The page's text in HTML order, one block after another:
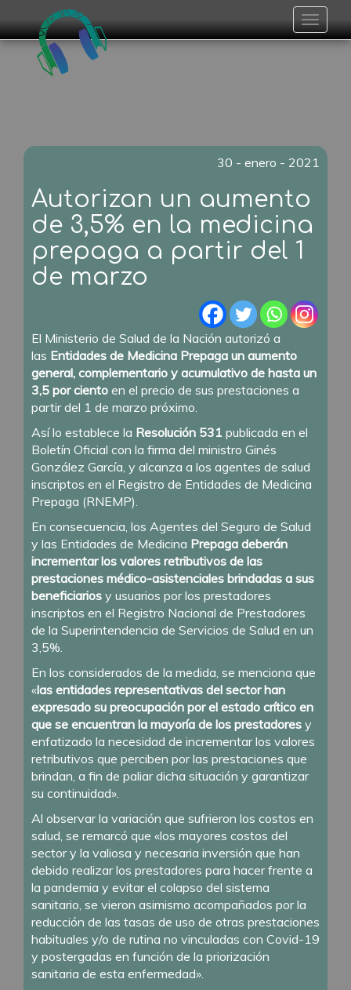
Toggle
30 - enero - 2021
Autorizan un aumento
de 3,5% en la medicina
prepaga a partir del 1
de marzo
El Ministerio de Salud de la Nación autorizó a
las Entidades de Medicina Prepaga un aumento
general, complementario y acumulativo de hasta un
3,5 por ciento en el precio de sus prestaciones a
partir del 1 de marzo próximo.
Así lo establece la Resolución 531 publicada en el
Boletín Oficial con la firma del ministro Ginés
González García, y alcanza a los agentes de salud
inscriptos en el Registro de Entidades de Medicina
Prepaga (RNEMP).
En consecuencia, los Agentes del Seguro de Salud
y las Entidades de Medicina Prepaga deberán
incrementar los valores retributivos de las
prestaciones médico-asistenciales brindadas a sus
beneficiarios y usuarios por los prestadores
inscriptos en el Registro Nacional de Prestadores
de la Superintendencia de Servicios de Salud en un
3,5%.
En los considerados de la medida, se menciona que
«las entidades representativas del sector han
expresado su preocupación por el estado crítico en
que se encuentran la mayoría de los prestadores y
enfatizado la necesidad de incrementar los valores
retributivos que perciben por las prestaciones que
brindan, a fin de paliar dicha situación y garantizar
su continuidad».
Al observar la variación que sufrieron los costos en
salud, se remarcó que «los mayores costos del
sector y la valiosa y necesaria inversión que han
debido realizar los prestadores para hacer frente a
la pandemia y evitar el colapso del sistema
sanitario, se vieron asimismo acompañados por la
reducción de las tasas de uso de otras prestaciones
habituales y/o de rutina no vinculadas con Covid-19
y postergadas en función de la priorización
sanitaria de esta enfermedad».